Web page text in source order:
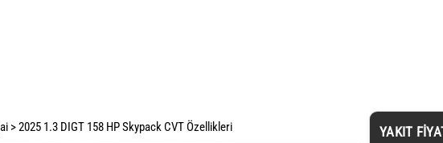
>2025 1.3 DIGT 158 HP Skypack CVT Özellikleri YAKIT